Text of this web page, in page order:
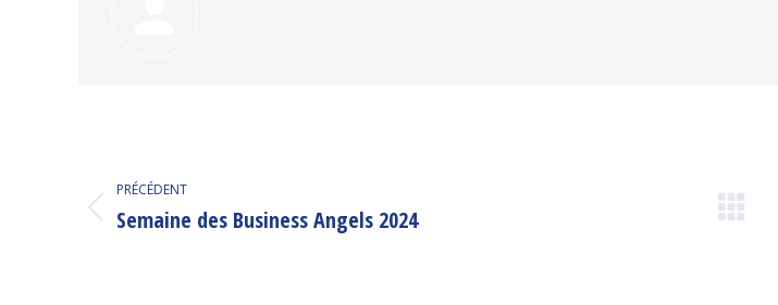
NAVIGATION
ARTICLE
PRÉCÉDENT
Article
Semaine des Business Angels 2024